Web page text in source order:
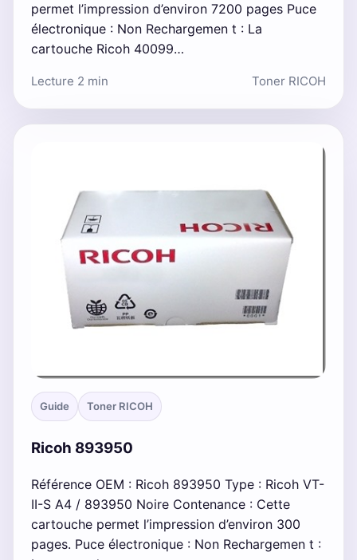
permet l’impression d’environ 7200 pages Puce
électronique : Non Rechargemen t : La
cartouche Ricoh 40099…
Lecture 2 min Toner RICOH
Guide Toner RICOH
Ricoh 893950
Référence OEM : Ricoh 893950 Type : Ricoh VT-
II-S A4 / 893950 Noire Contenance : Cette
cartouche permet l’impression d’environ 300
pages. Puce électronique : Non Rechargemen t :